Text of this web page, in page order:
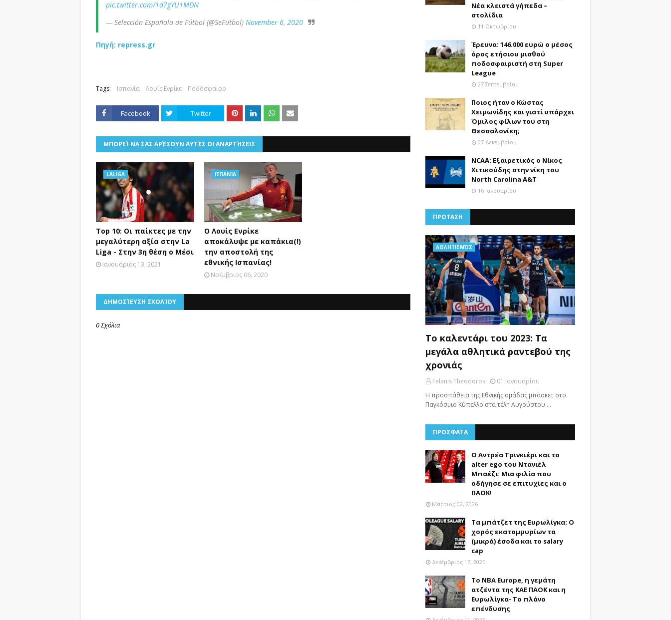
pic.twitter.com/1d7gYU1MDN
— Selección Española de Fútbol (@SeFutbol) November 6, 2020
Πηγή: repress.gr
Tags: Ισπανία Λουίς Ενρίκε Ποδόσφαιρο
Facebook Twitter
ΜΠΟΡΕΊ ΝΑ ΣΑΣ ΑΡΈΣΟΥΝ ΑΥΤΈΣ ΟΙ ΑΝΑΡΤΉΣΕΙΣ
LALIGA
Top 10: Οι παίκτες με την
μεγαλύτερη αξία στην La
Liga - Στην 3η θέση ο Μέσι
Ιανουάριος 13, 2021
ΙΣΠΑΝΊΑ
Ο Λουίς Ενρίκε
αποκάλυψε με καπάκια(!)
την αποστολή της
εθνικής Ισπανίας!
Νοέμβριος 06, 2020
ΔΗΜΟΣΊΕΥΣΗ ΣΧΟΛΊΟΥ
0 Σχόλια
Νέα κλειστά γήπεδα –
στολίδια
11 Οκτωβρίου
Έρευνα: 146.000 ευρώ ο μέσος
όρος ετήσιου μισθού
ποδοσφαιριστή στη Super
League
27 Σεπτεμβρίου
Ποιος ήταν ο Κώστας
Χειμωνίδης και γιατί υπάρχει
Όμιλος φίλων του στη
Θεσσαλονίκη;
07 Δεκεμβρίου
NCAA: Εξαιρετικός ο Νίκος
Χιτικούδης στην νίκη του
North Carolina A&Τ
16 Ιανουαρίου
ΠΡΟΤΑΣΗ
AΘΛΗΤΙΣΜΌΣ
Το καλεντάρι του 2023: Τα
μεγάλα αθλητικά ραντεβού της
χρονιάς
Felanis Theodoros
01 Ιανουαρίου
Η προσπάθεια της Εθνικής ομάδας μπάσκετ στο
Παγκόσμιο Κύπελλο στα τέλη Αυγούστου …
ΠΡΟΣΦΑΤΑ
Ο Αντρέα Τρινκιέρι και το
alter ego του Ντανιέλ
Μπαέζι: Μια φιλία που
οδήγησε σε επιτυχίες και ο
ΠΑΟΚ!
Μάρτιος 02, 2026
Τα μπάτζετ της Ευρωλίγκα: Ο
χορός εκατομμυρίων τα
(μικρά) έσοδα και το salary
cap
Δεκέμβριος 17, 2025
Το NBA Europe, η γεμάτη
ατζέντα της ΚΑΕ ΠΑΟΚ και η
Ευρωλίγκα- Το πλάνο
επένδυσης